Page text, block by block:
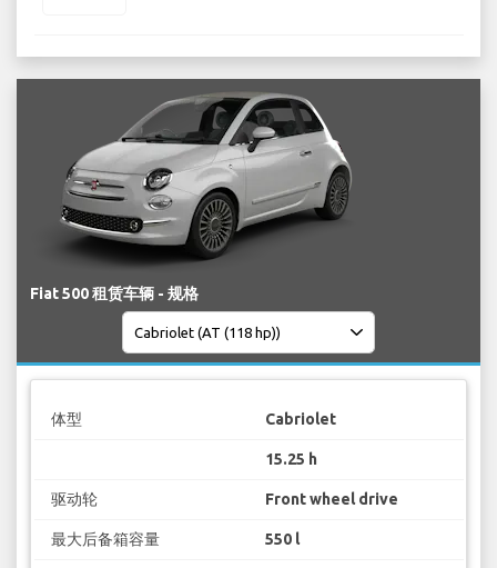
Fiat 500 租赁车辆 - 规格
体型 Cabriolet
15.25 h
驱动轮 Front wheel drive
最大后备箱容量 550 l